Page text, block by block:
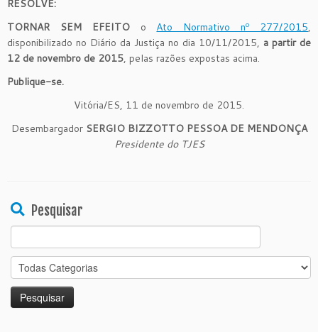
RESOLVE:
TORNAR SEM EFEITO o Ato Normativo nº 277/2015,
disponibilizado no Diário da Justiça no dia 10/11/2015, a partir de
12 de novembro de 2015, pelas razões expostas acima.
Publique-se.
Vitória/ES, 11 de novembro de 2015.
Desembargador SERGIO BIZZOTTO PESSOA DE MENDONÇA
Presidente do TJES
Pesquisar
Search
for: